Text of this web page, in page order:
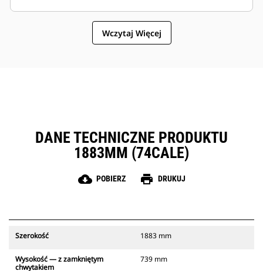
Wczytaj Więcej
DANE TECHNICZNE PRODUKTU
1883MM (74CALE)
cloud_download POBIERZ print DRUKUJ
Szerokość 1883 mm
Wysokość — z zamkniętym
chwytakiem
739 mm